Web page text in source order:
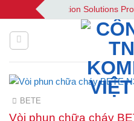
qua
nội
dung
Your Automation Solutions
BETE
Vòi phun chữa cháy